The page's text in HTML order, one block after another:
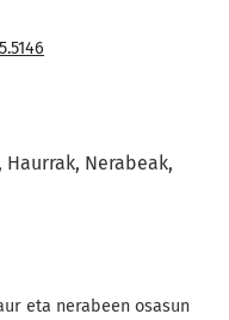
Haurrak Nerabeak
eta nerabeen osasun